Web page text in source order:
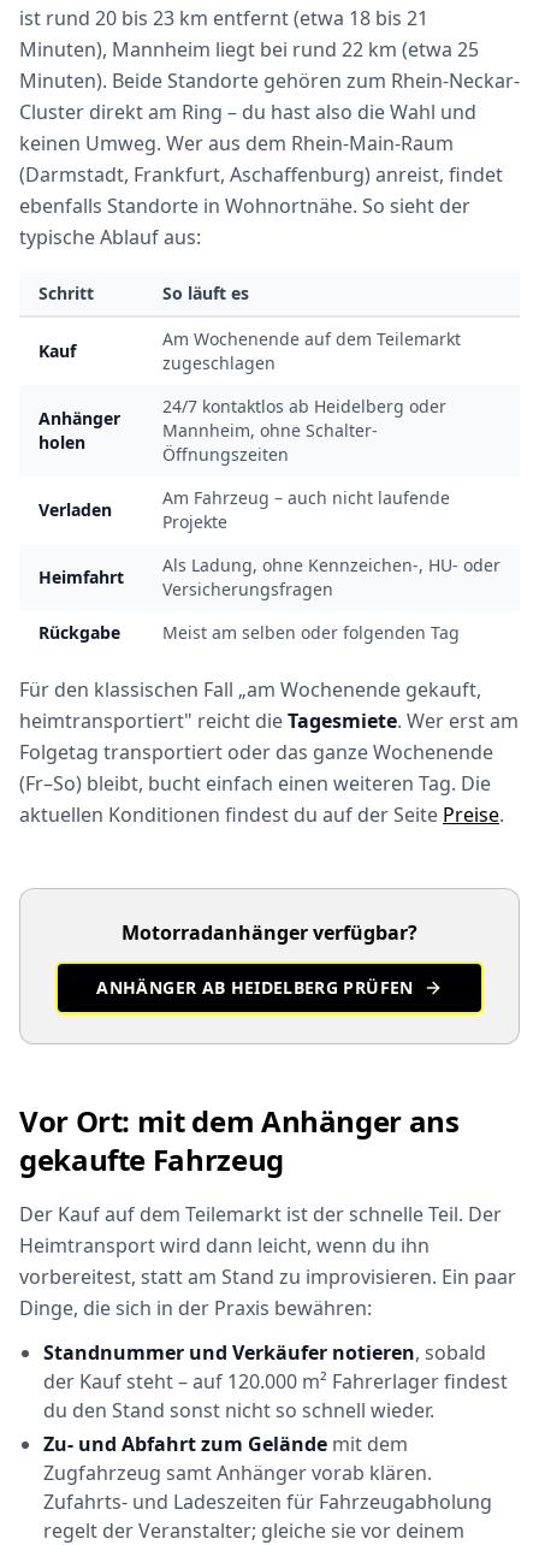
ist rund 20 bis 23 km entfernt (etwa 18 bis 21
Minuten), Mannheim liegt bei rund 22 km (etwa 25
Minuten). Beide Standorte gehören zum Rhein-Neckar-
Cluster direkt am Ring – du hast also die Wahl und
keinen Umweg. Wer aus dem Rhein-Main-Raum
(Darmstadt, Frankfurt, Aschaffenburg) anreist, findet
ebenfalls Standorte in Wohnortnähe. So sieht der
typische Ablauf aus:
Schritt So läuft es
Kauf
Am Wochenende auf dem Teilemarkt
zugeschlagen
Anhänger
holen
24/7 kontaktlos ab Heidelberg oder
Mannheim, ohne Schalter-
Öffnungszeiten
Verladen
Am Fahrzeug – auch nicht laufende
Projekte
Heimfahrt
Als Ladung, ohne Kennzeichen-, HU- oder
Versicherungsfragen
Rückgabe
Meist am selben oder folgenden Tag
Für den klassischen Fall „am Wochenende gekauft,
heimtransportiert" reicht dieTagesmiete. Wer erst am
Folgetag transportiert oder das ganze Wochenende
(Fr–So) bleibt, bucht einfach einen weiteren Tag. Die
aktuellen Konditionen findest du auf der Seite Preise.
Motorradanhänger verfügbar?
ANHÄNGER AB HEIDELBERG PRÜFEN
Vor Ort: mit dem Anhänger ans
gekaufte Fahrzeug
Der Kauf auf dem Teilemarkt ist der schnelle Teil. Der
Heimtransport wird dann leicht, wenn du ihn
vorbereitest, statt am Stand zu improvisieren. Ein paar
Dinge, die sich in der Praxis bewähren:
Standnummer und Verkäufer notieren, sobald
der Kauf steht – auf 120.000 m² Fahrerlager findest
du den Stand sonst nicht so schnell wieder.
Zu- und Abfahrt zum Gelände mit dem
Zugfahrzeug samt Anhänger vorab klären.
Zufahrts- und Ladeszeiten für Fahrzeugabholung
regelt der Veranstalter; gleiche sie vor deinem